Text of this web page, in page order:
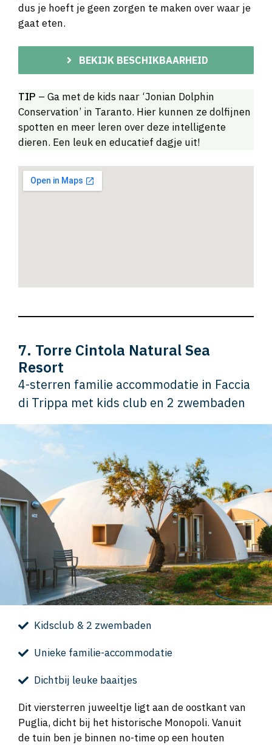
dus je hoeft je geen zorgen te maken over waar je
gaat eten.
BEKIJK BESCHIKBAARHEID
TIP – Ga met de kids naar ‘Jonian Dolphin
Conservation’ in Taranto. Hier kunnen ze dolfijnen
spotten en meer leren over deze intelligente
dieren. Een leuk en educatief dagje uit!
7. Torre Cintola Natural Sea
Resort
4-sterren familie accommodatie in Faccia
di Trippa met kids club en 2 zwembaden
Kidsclub & 2 zwembaden
Unieke familie-accommodatie
Dichtbij leuke baaitjes
Dit viersterren juweeltje ligt aan de oostkant van
Puglia, dicht bij het historische Monopoli. Vanuit
de tuin ben je binnen no-time op een houten